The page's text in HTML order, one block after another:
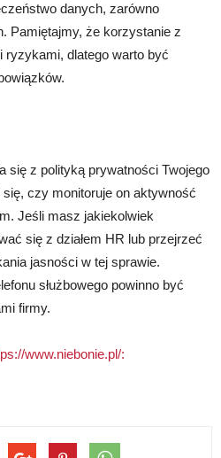
danych, zarówno
Pamiętajmy, że korzystanie z
ryzykami, dlatego warto być
się z polityką prywatności Twojego
czy monitoruje on aktywność
Jeśli masz jakiekolwiek
się z działem HR lub przejrzeć
jasności w tej sprawie.
służbowego powinno być
firmy.
www.niebonie.pl/: